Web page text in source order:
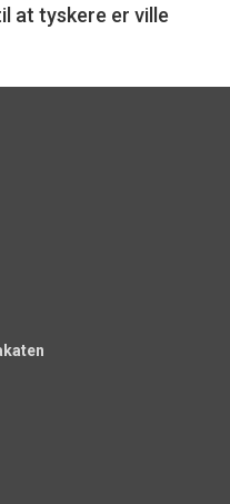
at tyskere er ville